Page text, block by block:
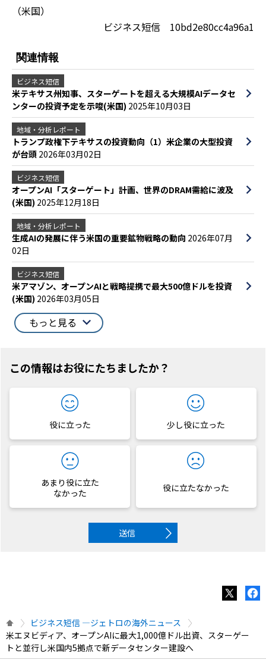
（米国）
ビジネス短信 10bd2e80cc4a96a1
関連情報
ビジネス短信
米テキサス州知事、スターゲートを超える大規模AIデータセ
ンターの投資予定を示唆(米国) 2025年10月03日
地域・分析レポート
トランプ政権下テキサスの投資動向（1）米企業の大型投資
が台頭 2026年03月02日
ビジネス短信
オープンAI「スターゲート」計画、世界のDRAM需給に波及
(米国) 2025年12月18日
地域・分析レポート
生成AIの発展に伴う米国の重要鉱物戦略の動向 2026年07月
02日
ビジネス短信
米アマゾン、オープンAIと戦略提携で最大500億ドルを投資
(米国) 2026年03月05日
もっと見る
この情報はお役にたちましたか？
役に立った 少し役に立った
あまり役に立た
なかった
役に立たなかった
送信
ビジネス短信 ―ジェトロの海外ニュース
米エヌビディア、オープンAIに最大1,000億ドル出資、スターゲー
トと並行し米国内5拠点で新データセンター建設へ